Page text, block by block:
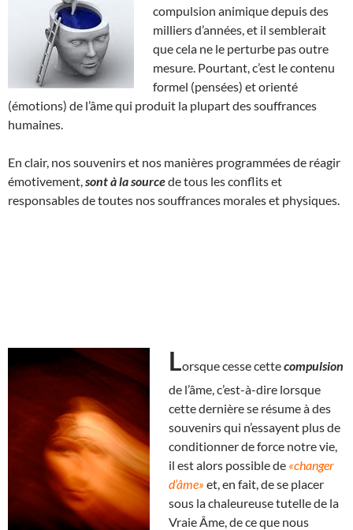
compulsion animique depuis des
milliers d’années, et il semblerait
que cela ne le perturbe pas outre
mesure. Pourtant, c’est le contenu
formel (pensées) et orienté
(émotions) de l’âme qui produit la plupart des souffrances
humaines.
En clair, nos souvenirs et nos manières programmées de réagir
émotivement, sont à la sourcede tous les conflits et
responsables de toutes nos souffrances morales et physiques.
Lorsque cesse cettecompulsion
de l’âme, c’est-à-dire lorsque
cette dernière se résume à des
souvenirs qui n’essayent plus de
conditionner de force notre vie,
il est alors possible de «changer
d’âme» et, en fait, de se placer
sous la chaleureuse tutelle de la
Vraie Âme, de ce que nous